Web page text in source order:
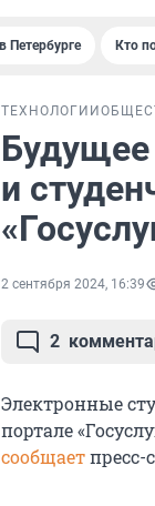
Петербурге Кто
ТЕХНОЛОГИИ
Будущее
и
2 сентября 2024, 16:39
2
Электронные
портале
сообщает